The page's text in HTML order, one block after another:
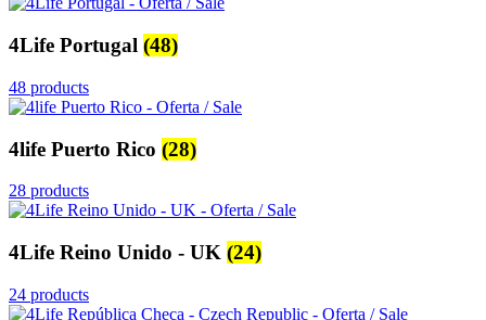
4Life Portugal (48)
48 products
4life Puerto Rico (28)
28 products
4Life Reino Unido - UK (24)
24 products